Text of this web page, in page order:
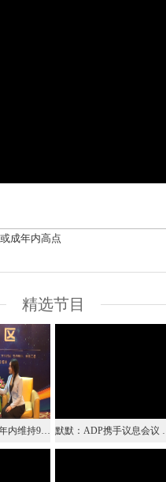
成年内高点
精选节目
默默：预计美元年内维持93上下震荡 年后震荡下行概率大 默默：